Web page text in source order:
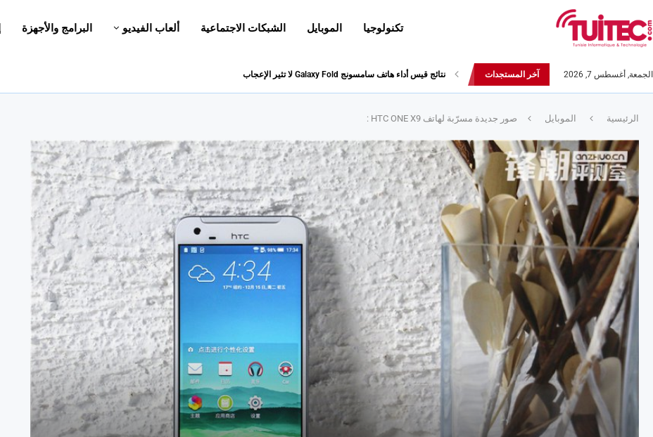
تكنولوجيا الموبايل الشبكات الاجتماعية ألعاب الفيديو البرامج والأجهزة
الجمعة, أغسطس 7, 2026 آخر المستجدات أحدث إصدارات هواوي: هاتف “nova 8 SE” ينطلق رسميا مع أربع...
الرئيسية الموبايل صور جديدة مسرّبة لهاتف HTC ONE X9 :